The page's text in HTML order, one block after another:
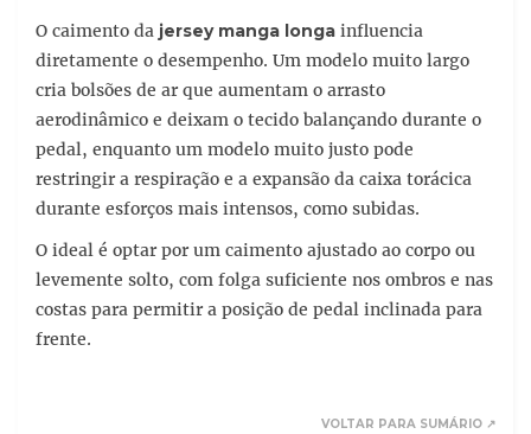
O caimento da jersey manga longa influencia
diretamente o desempenho. Um modelo muito largo
cria bolsões de ar que aumentam o arrasto
aerodinâmico e deixam o tecido balançando durante o
pedal, enquanto um modelo muito justo pode
restringir a respiração e a expansão da caixa torácica
durante esforços mais intensos, como subidas.
O ideal é optar por um caimento ajustado ao corpo ou
levemente solto, com folga suficiente nos ombros e nas
costas para permitir a posição de pedal inclinada para
frente.
VOLTAR PARA SUMÁRIO ↗